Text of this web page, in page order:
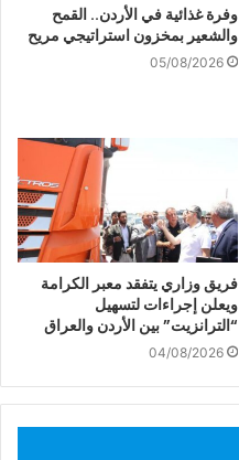
وفرة غذائية في الأردن.. القمح
والشعير بمخزون استراتيجي مريح
05/08/2026
فريق وزاري يتفقد معبر الكرامة
ويعلن إجراءات لتسهيل
“الترانزيت” بين الأردن والعراق
04/08/2026